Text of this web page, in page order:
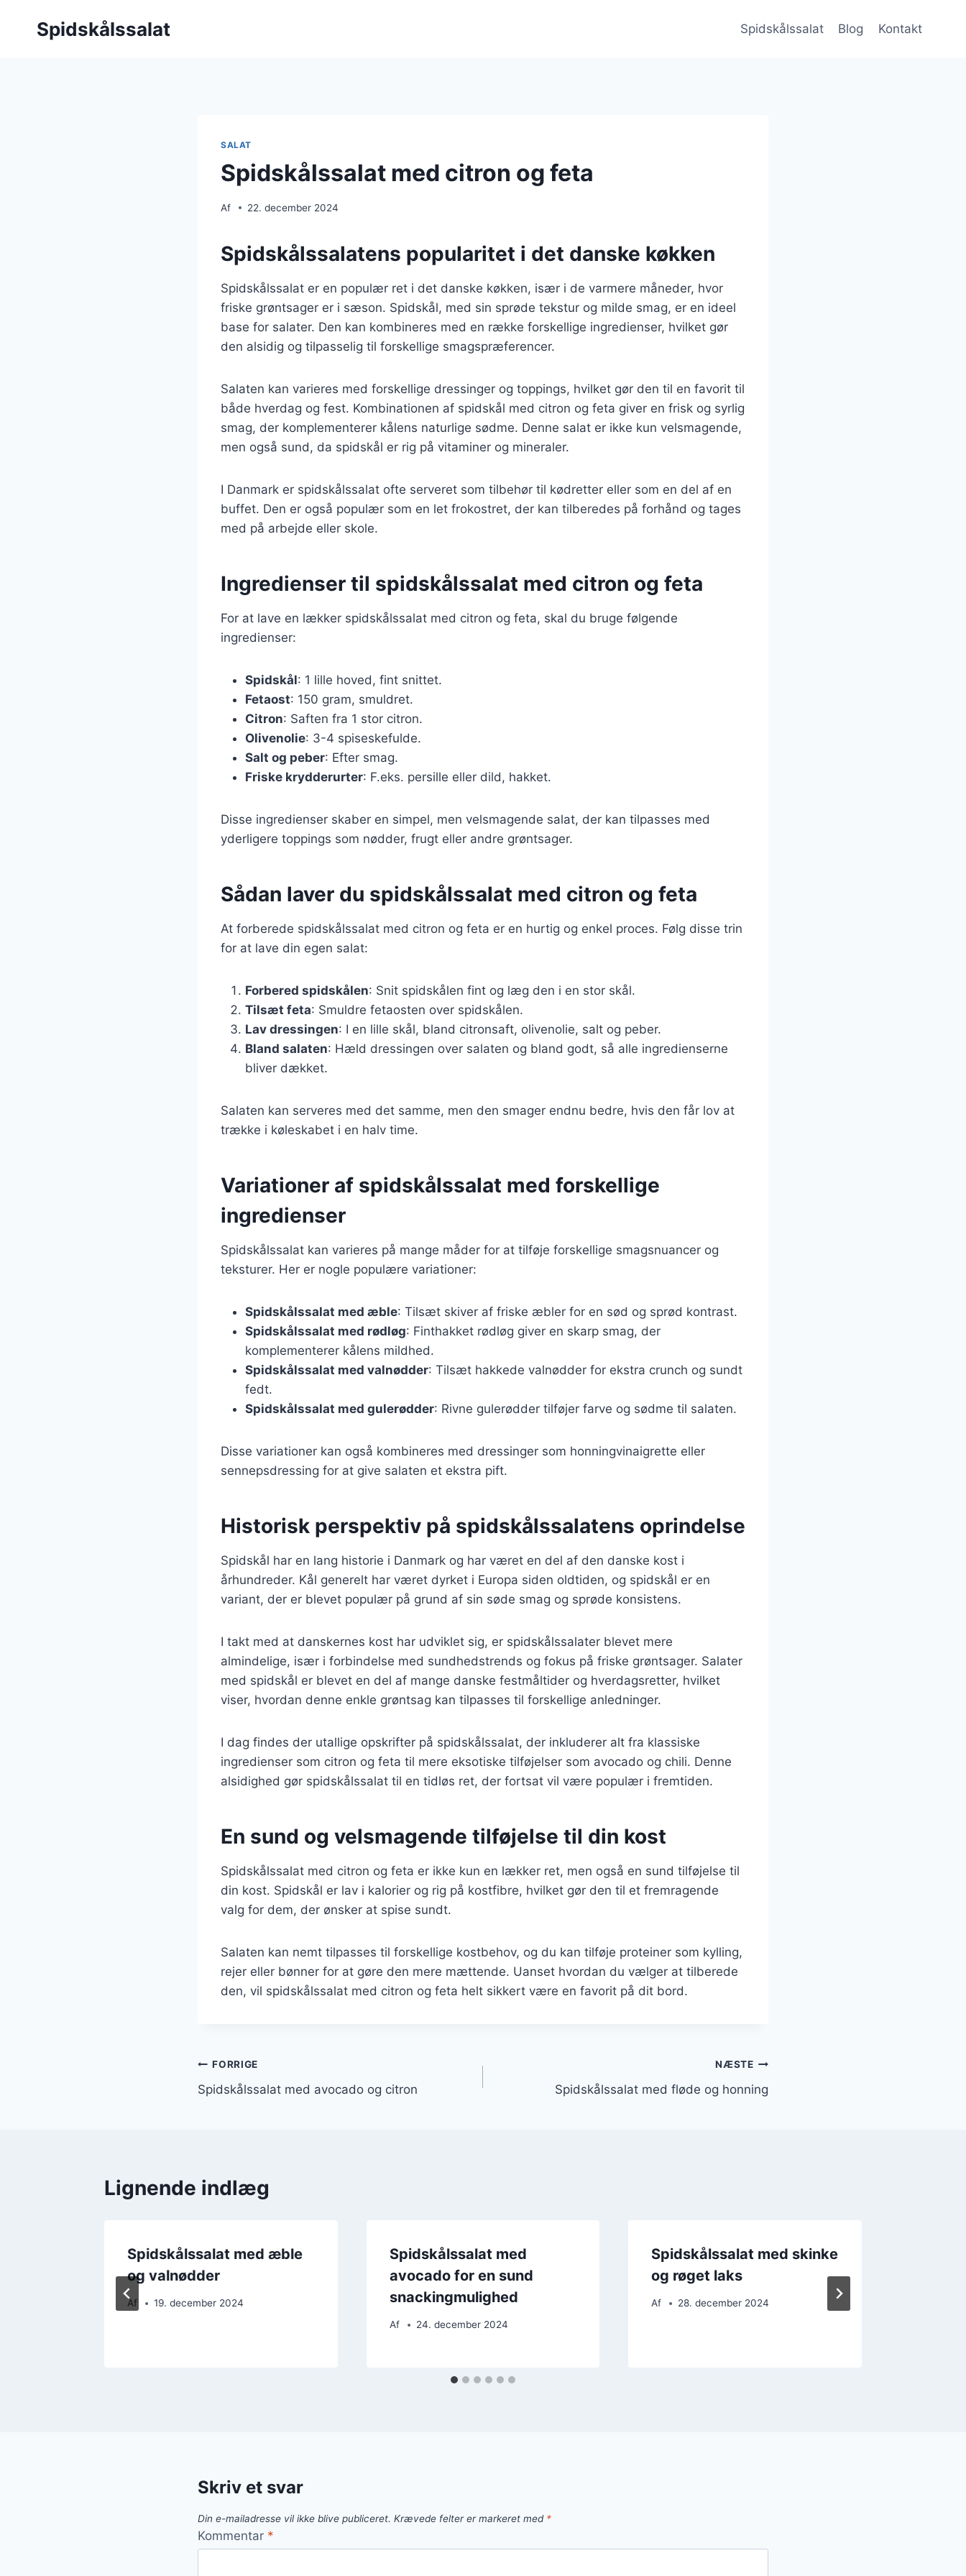
Spidskålssalat Spidskålssalat Blog Kontakt
SALAT
Spidskålssalat med citron og feta
Af 22. december 2024
Spidskålssalatens popularitet i det danske køkken
Spidskålssalat er en populær ret i det danske køkken, især i de varmere måneder, hvor
friske grøntsager er i sæson. Spidskål, med sin sprøde tekstur og milde smag, er en ideel
base for salater. Den kan kombineres med en række forskellige ingredienser, hvilket gør
den alsidig og tilpasselig til forskellige smagspræferencer.
Salaten kan varieres med forskellige dressinger og toppings, hvilket gør den til en favorit til
både hverdag og fest. Kombinationen af spidskål med citron og feta giver en frisk og syrlig
smag, der komplementerer kålens naturlige sødme. Denne salat er ikke kun velsmagende,
men også sund, da spidskål er rig på vitaminer og mineraler.
I Danmark er spidskålssalat ofte serveret som tilbehør til kødretter eller som en del af en
buffet. Den er også populær som en let frokostret, der kan tilberedes på forhånd og tages
med på arbejde eller skole.
Ingredienser til spidskålssalat med citron og feta
For at lave en lækker spidskålssalat med citron og feta, skal du bruge følgende
ingredienser:
Spidskål: 1 lille hoved, fint snittet.
Fetaost: 150 gram, smuldret.
Citron: Saften fra 1 stor citron.
Olivenolie: 3-4 spiseskefulde.
Salt og peber: Efter smag.
Friske krydderurter: F.eks. persille eller dild, hakket.
Disse ingredienser skaber en simpel, men velsmagende salat, der kan tilpasses med
yderligere toppings som nødder, frugt eller andre grøntsager.
Sådan laver du spidskålssalat med citron og feta
At forberede spidskålssalat med citron og feta er en hurtig og enkel proces. Følg disse trin
for at lave din egen salat:
Forbered spidskålen: Snit spidskålen fint og læg den i en stor skål.
Tilsæt feta: Smuldre fetaosten over spidskålen.
Lav dressingen: I en lille skål, bland citronsaft, olivenolie, salt og peber.
Bland salaten: Hæld dressingen over salaten og bland godt, så alle ingredienserne
bliver dækket.
Salaten kan serveres med det samme, men den smager endnu bedre, hvis den får lov at
trække i køleskabet i en halv time.
Variationer af spidskålssalat med forskellige
ingredienser
Spidskålssalat kan varieres på mange måder for at tilføje forskellige smagsnuancer og
teksturer. Her er nogle populære variationer:
Spidskålssalat med æble: Tilsæt skiver af friske æbler for en sød og sprød kontrast.
Spidskålssalat med rødløg: Finthakket rødløg giver en skarp smag, der
komplementerer kålens mildhed.
Spidskålssalat med valnødder: Tilsæt hakkede valnødder for ekstra crunch og sundt
fedt.
Spidskålssalat med gulerødder: Rivne gulerødder tilføjer farve og sødme til salaten.
Disse variationer kan også kombineres med dressinger som honningvinaigrette eller
sennepsdressing for at give salaten et ekstra pift.
Historisk perspektiv på spidskålssalatens oprindelse
Spidskål har en lang historie i Danmark og har været en del af den danske kost i
århundreder. Kål generelt har været dyrket i Europa siden oldtiden, og spidskål er en
variant, der er blevet populær på grund af sin søde smag og sprøde konsistens.
I takt med at danskernes kost har udviklet sig, er spidskålssalater blevet mere
almindelige, især i forbindelse med sundhedstrends og fokus på friske grøntsager. Salater
med spidskål er blevet en del af mange danske festmåltider og hverdagsretter, hvilket
viser, hvordan denne enkle grøntsag kan tilpasses til forskellige anledninger.
I dag findes der utallige opskrifter på spidskålssalat, der inkluderer alt fra klassiske
ingredienser som citron og feta til mere eksotiske tilføjelser som avocado og chili. Denne
alsidighed gør spidskålssalat til en tidløs ret, der fortsat vil være populær i fremtiden.
En sund og velsmagende tilføjelse til din kost
Spidskålssalat med citron og feta er ikke kun en lækker ret, men også en sund tilføjelse til
din kost. Spidskål er lav i kalorier og rig på kostfibre, hvilket gør den til et fremragende
valg for dem, der ønsker at spise sundt.
Salaten kan nemt tilpasses til forskellige kostbehov, og du kan tilføje proteiner som kylling,
rejer eller bønner for at gøre den mere mættende. Uanset hvordan du vælger at tilberede
den, vil spidskålssalat med citron og feta helt sikkert være en favorit på dit bord.
Indlægsnavigation
FORRIGE
Spidskålssalat med avocado og citron
NÆSTE
Spidskålssalat med fløde og honning
Lignende indlæg
Spidskålssalat med æble
og valnødder
Af 19. december 2024
Spidskålssalat med
avocado for en sund
snackingmulighed
Af 24. december 2024
Spidskålssalat med skinke
og røget laks
Af 28. december 2024
Skriv et svar
Din e-mailadresse vil ikke blive publiceret. Krævede felter er markeret med *
Kommentar *